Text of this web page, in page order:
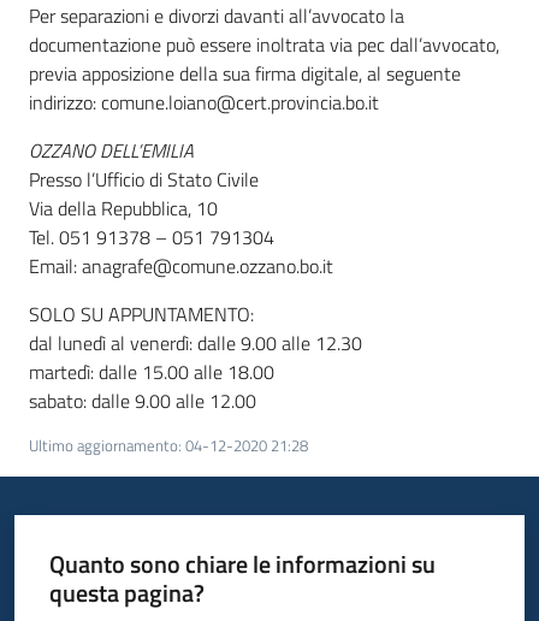
Per separazioni e divorzi davanti all’avvocato la
documentazione può essere inoltrata via pec dall’avvocato,
previa apposizione della sua firma digitale, al seguente
indirizzo: comune.loiano@cert.provincia.bo.it
OZZANO DELL’EMILIA
Presso l’Ufficio di Stato Civile
Via della Repubblica, 10
Tel. 051 91378 – 051 791304
Email: anagrafe@comune.ozzano.bo.it
SOLO SU APPUNTAMENTO:
dal lunedì al venerdì: dalle 9.00 alle 12.30
martedì: dalle 15.00 alle 18.00
sabato: dalle 9.00 alle 12.00
Ultimo aggiornamento: 04-12-2020 21:28
Quanto sono chiare le informazioni su
questa pagina?